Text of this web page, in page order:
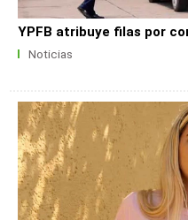
YPFB atribuye filas por
Noticias